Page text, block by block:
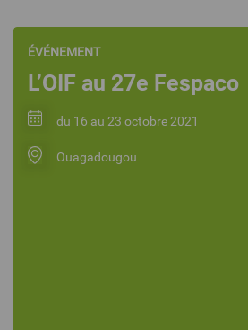
ÉVÉNEMENT
L’OIF au 27e Fespaco
du 16 au 23 octobre 2021
Ouagadougou